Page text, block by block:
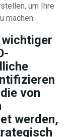
um Ihre
machen.
wichtiger
von
werden,